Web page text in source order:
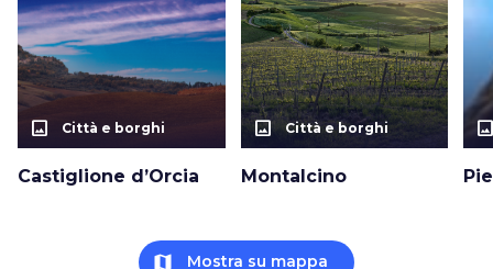
photo_size_select_actual Città e borghi
Castiglione d’Orcia
photo_size_select_actual Città e borghi
Montalcino
map Mostra su mappa